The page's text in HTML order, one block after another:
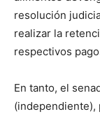
resolución
realizar la
respectivos
En tanto, el
(independiente),